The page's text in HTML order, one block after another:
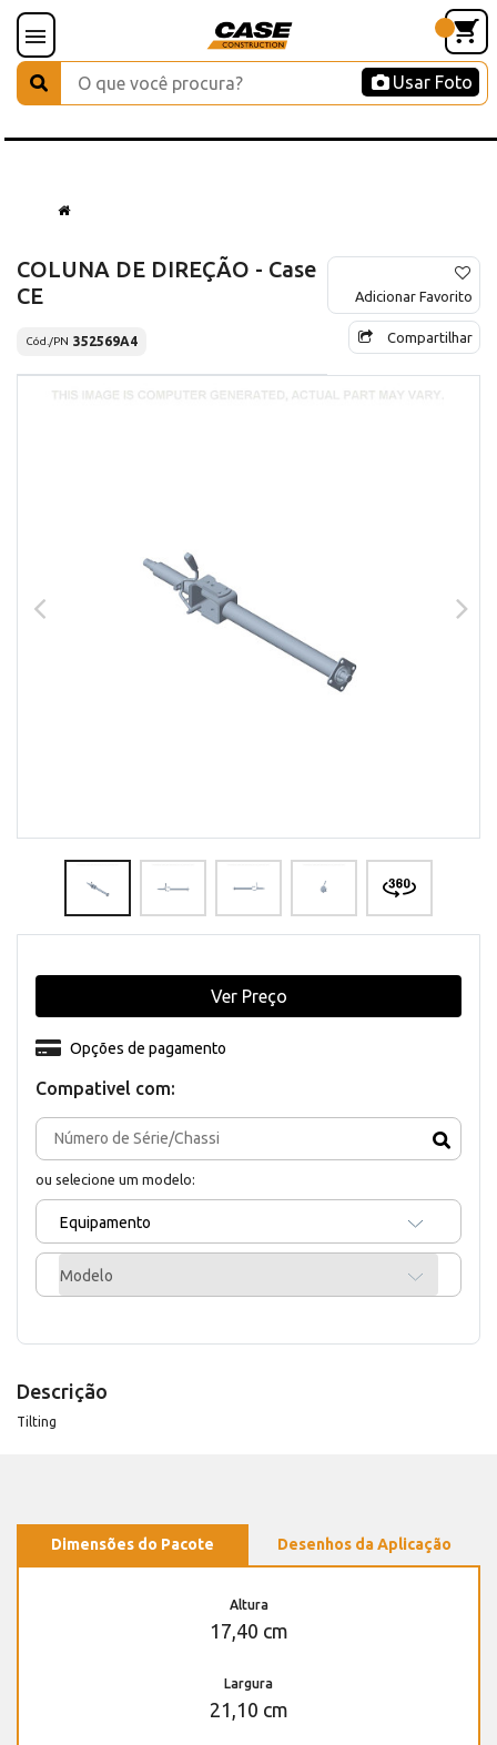
Usar Foto
COLUNA DE DIREÇÃO - Case
CE
Cód./PN 352569A4
Adicionar Favorito
Compartilhar
Compativel com:
ou selecione um modelo:
Equipamento
Modelo
Opções de pagamento
Ver Preço
Descrição
Tilting
Dimensões do Pacote Desenhos da Aplicação
Altura
17,40 cm
Largura
21,10 cm